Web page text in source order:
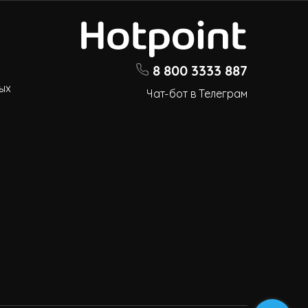
8 800 3333 887
Чат-бот в Телеграм